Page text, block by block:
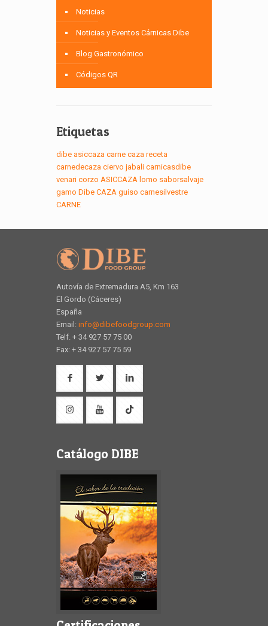
Noticias
Noticias y Eventos Cárnicas Dibe
Blog Gastronómico
Códigos QR
Etiquetas
dibe asiccaza carne caza receta
carnedecaza ciervo jabali carnicasdibe
venari corzo ASICCAZA lomo saborsalvaje
gamo Dibe CAZA guiso carnesilvestre
CARNE
Autovía de Extremadura A5, Km 163
El Gordo (Cáceres)
España
Email: info@dibefoodgroup.com
Telf. + 34 927 57 75 00
Fax: + 34 927 57 75 59
Catálogo DIBE